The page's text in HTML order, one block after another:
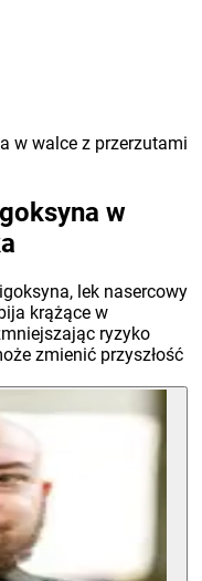
w walce z przerzutami
w
lek nasercowy
krążące w
ryzyko
zmienić przyszłość